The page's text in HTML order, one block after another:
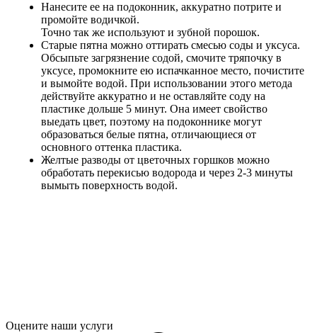
Нанесите ее на подоконник, аккуратно потрите и
промойте водичкой.
Точно так же используют и зубной порошок.
Старые пятна можно оттирать смесью соды и уксуса.
Обсыпьте загрязнение содой, смочите тряпочку в
уксусе, промокните ею испачканное место, почистите
и вымойте водой. При использовании этого метода
действуйте аккуратно и не оставляйте соду на
пластике дольше 5 минут. Она имеет свойство
выедать цвет, поэтому на подоконнике могут
образоваться белые пятна, отличающиеся от
основного оттенка пластика.
Желтые разводы от цветочных горшков можно
обработать перекисью водорода и через 2-3 минуты
вымыть поверхность водой.
Оцените наши услуги